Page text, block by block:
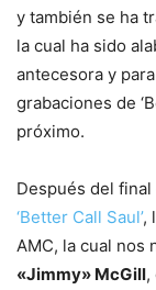
y también se ha
la cual ha sido
antecesora y
grabaciones de
próximo.
Después del final
‘Better Call Saul’,
AMC, la cual nos
«Jimmy» McGill,